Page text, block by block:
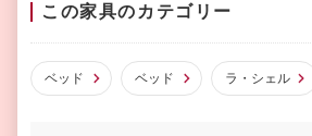
この家具のカテゴリー
ベッド ベッド ラ・シェル